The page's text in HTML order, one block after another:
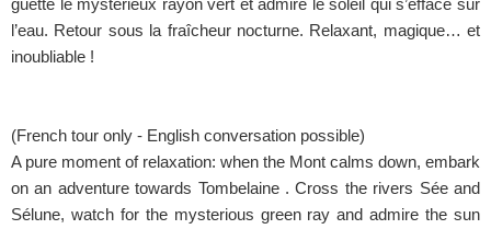
guette le mystérieux rayon vert et admire le soleil qui s’efface sur
l’eau. Retour sous la fraîcheur nocturne. Relaxant, magique… et
inoubliable !
(French tour only - English conversation possible)
A pure moment of relaxation: when the Mont calms down, embark
on an adventure towards Tombelaine . Cross the rivers Sée and
Sélune, watch for the mysterious green ray and admire the sun